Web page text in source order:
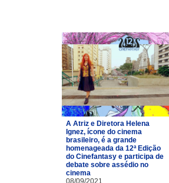
A Atriz e Diretora Helena
Ignez, ícone do cinema
brasileiro, é a grande
homenageada da 12ª Edição
do Cinefantasy e participa de
debate sobre assédio no
cinema
08/09/2021